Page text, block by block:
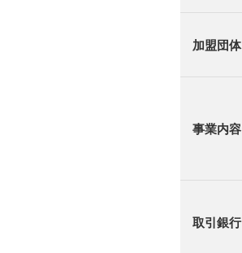
加盟団体
事業内容
取引銀行